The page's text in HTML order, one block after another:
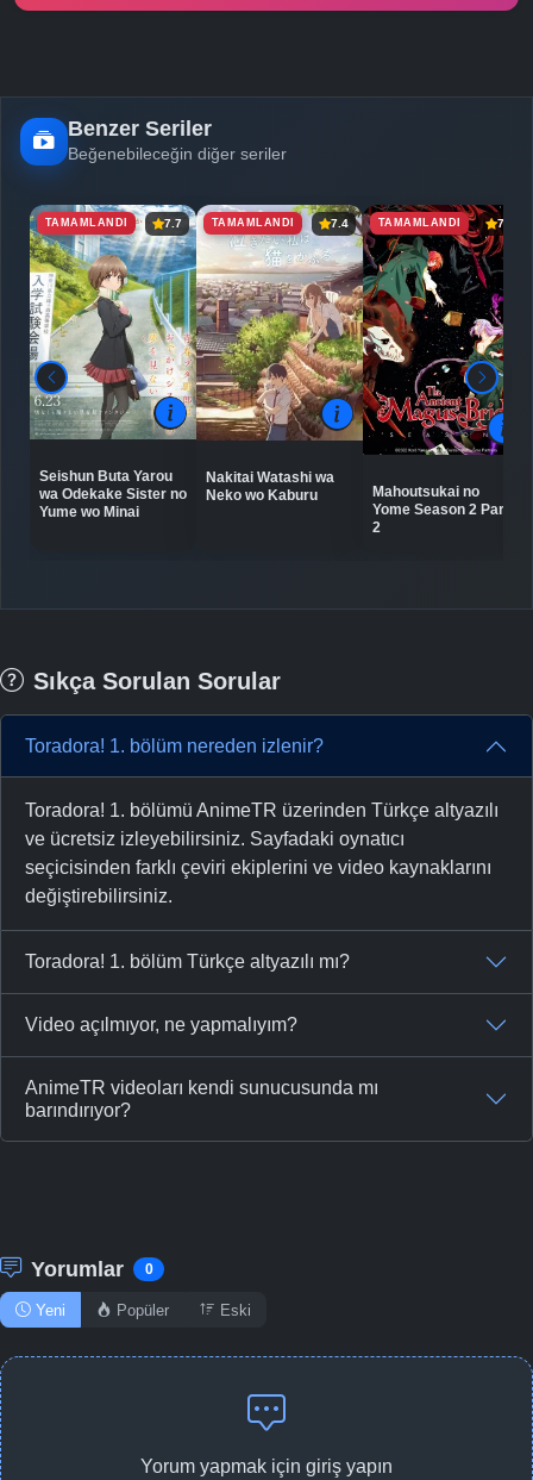
Benzer Seriler
Beğenebileceğin diğer seriler
TAMAMLANDI 7.7
Seishun Buta Yarou
wa Odekake Sister no
Yume wo Minai
TAMAMLANDI 7.4
Nakitai Watashi wa
Neko wo Kaburu
TAMAMLANDI 7.9
Mahoutsukai no
Yome Season 2 Part
2
Sıkça Sorulan Sorular
Toradora! 1. bölüm nereden izlenir?
Toradora! 1. bölümü AnimeTR üzerinden Türkçe altyazılı
ve ücretsiz izleyebilirsiniz. Sayfadaki oynatıcı
seçicisinden farklı çeviri ekiplerini ve video kaynaklarını
değiştirebilirsiniz.
Toradora! 1. bölüm Türkçe altyazılı mı?
Video açılmıyor, ne yapmalıyım?
AnimeTR videoları kendi sunucusunda mı
barındırıyor?
Yorumlar 0
Yeni Popüler Eski
Yorum yapmak için giriş yapın